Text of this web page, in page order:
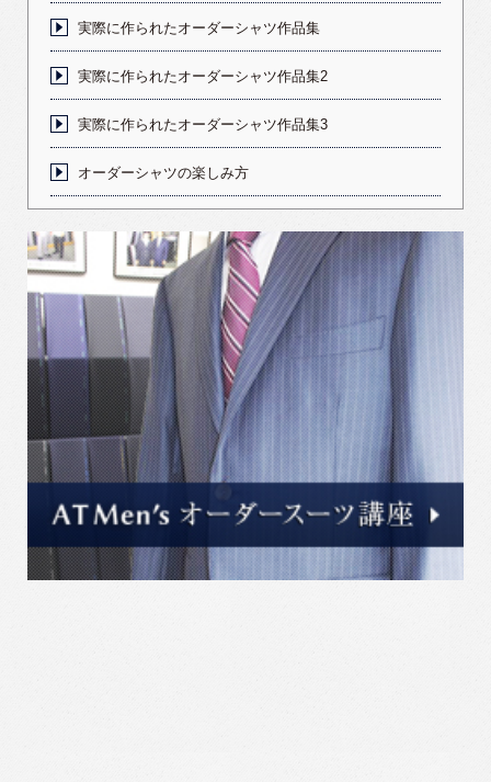
実際に作られたオーダーシャツ作品集
実際に作られたオーダーシャツ作品集2
実際に作られたオーダーシャツ作品集3
オーダーシャツの楽しみ方